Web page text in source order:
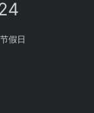
假日